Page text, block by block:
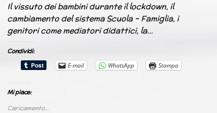
Il vissuto dei bambini durante il lockdown, il
cambiamento del sistema Scuola – Famiglia, i
genitori come mediatori didattici, la…
Condividi:
E-mail
WhatsApp Stampa
Mi piace:
Caricamento...